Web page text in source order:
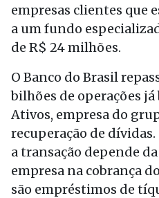
empresas clientes que
a um fundo
de R$ 24 milhões.
O Banco do Brasil
bilhões de operações
Ativos, empresa do
recuperação de
a transação depende
empresa na cobrança
são empréstimos de